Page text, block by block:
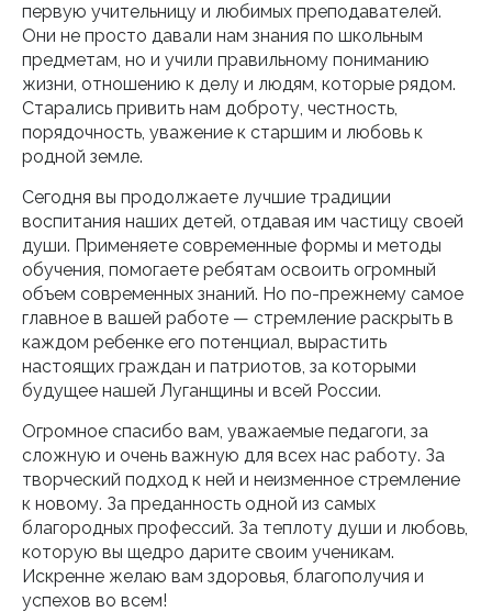
первую учительницу и любимых преподавателей.
Они не просто давали нам знания по школьным
предметам, но и учили правильному пониманию
жизни, отношению к делу и людям, которые рядом.
Старались привить нам доброту, честность,
порядочность, уважение к старшим и любовь к
родной земле.
Сегодня вы продолжаете лучшие традиции
воспитания наших детей, отдавая им частицу своей
души. Применяете современные формы и методы
обучения, помогаете ребятам освоить огромный
объем современных знаний. Но по-прежнему самое
главное в вашей работе — стремление раскрыть в
каждом ребенке его потенциал, вырастить
настоящих граждан и патриотов, за которыми
будущее нашей Луганщины и всей России.
Огромное спасибо вам, уважаемые педагоги, за
сложную и очень важную для всех нас работу. За
творческий подход к ней и неизменное стремление
к новому. За преданность одной из самых
благородных профессий. За теплоту души и любовь,
которую вы щедро дарите своим ученикам.
Искренне желаю вам здоровья, благополучия и
успехов во всем!